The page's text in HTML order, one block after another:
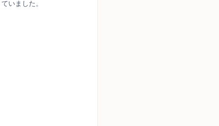
いました。